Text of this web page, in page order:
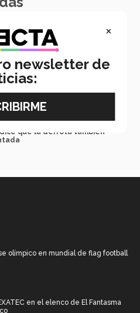
EXATEC en el elenco de El
Ópera Mexico
PrepaTec Qro al teatro
que la derrota también
olímpico en mundial de flag football
en el elenco de El Fantasma
×
newsletter de